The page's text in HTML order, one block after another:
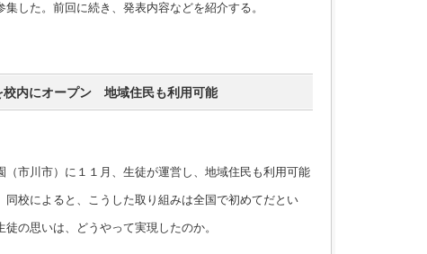
した。前回に続き、発表内容などを紹介する。
校内にオープン 地域住民も利用可能
市川市）に１１月、生徒が運営し、地域住民も利用可能
校によると、こうした取り組みは全国で初めてだとい
の思いは、どうやって実現したのか。